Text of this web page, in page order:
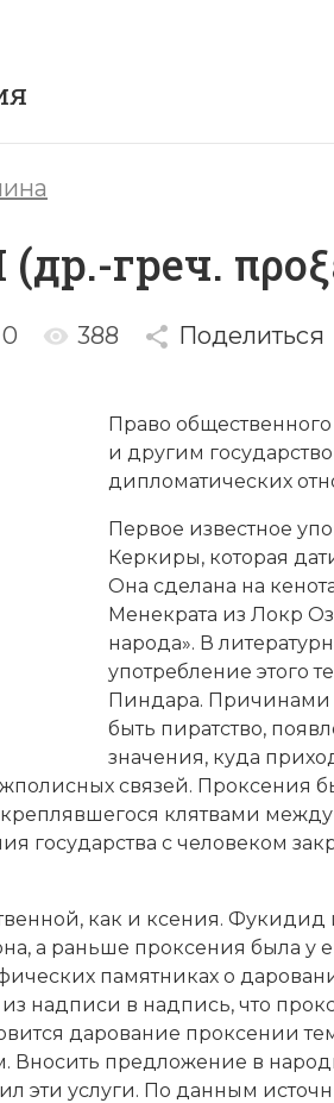
греч.
0 388 Поделиться
Право
и другим
дипломатических
Первое известное
Керкиры, которая
Она сделана на
Менекрата из Локр
народа». В
употребление этого
Пиндара. Причинами
быть пиратство,
значения, куда
связей. Проксения
клятвами
государства с человеком
как и ксения. Фукидид
а раньше проксения была у
памятниках о
надписи в надпись, что
дарование проксении
Вносить предложение в
эти услуги. По данным